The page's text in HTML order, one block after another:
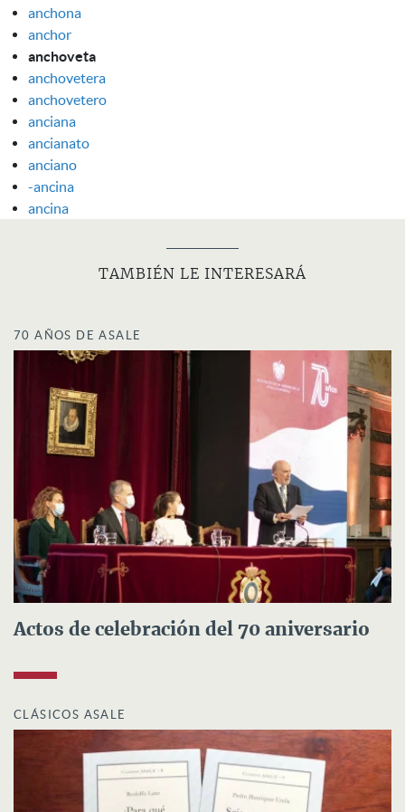
anchona
anchor
anchoveta
anchovetera
anchovetero
anciana
ancianato
anciano
-ancina
ancina
TAMBIÉN LE INTERESARÁ
70 AÑOS DE ASALE
Actos de celebración del 70 aniversario
CLÁSICOS ASALE